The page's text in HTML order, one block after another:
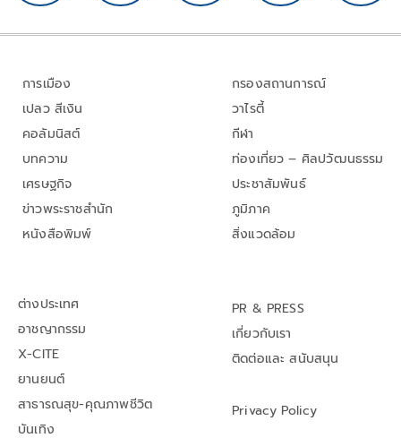
การเมือง
เปลว สีเงิน
คอลัมนิสต์
บทความ
เศรษฐกิจ
ข่าวพระราชสำนัก
หนังสือพิมพ์
กรองสถานการณ์
วาไรตี้
กีฬา
ท่องเที่ยว – ศิลปวัฒนธรรม
ประชาสัมพันธ์
ภูมิภาค
สิ่งแวดล้อม
ต่างประเทศ
อาชญากรรม
X-CITE
ยานยนต์
สาธารณสุข-คุณภาพชีวิต
บันเทิง
PR & PRESS
เกี่ยวกับเรา
ติดต่อและ สนับสนุน
Privacy Policy